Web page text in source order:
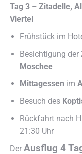
Tag 3 – Zitadelle,
Viertel
Frühstück im
Besichtigung der
Moschee
Mittagessen im
Besuch des
Rückfahrt nach
21:30 Uhr
Der Ausflug 4